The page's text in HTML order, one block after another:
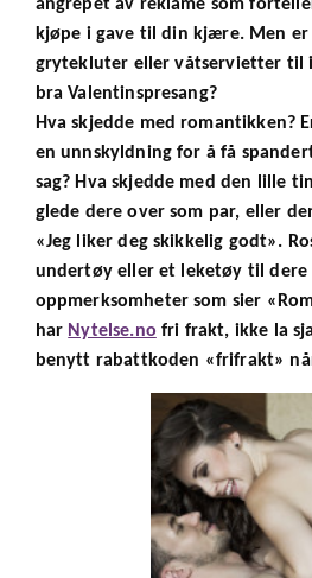
angrepet av reklame som
kjøpe i gave til din kjære. Men
grytekluter eller våtservietter til
bra Valentinspresang?
Hva skjedde med romantikken?
en unnskyldning for å få
sag? Hva skjedde med den lille
glede dere over som par, eller
«Jeg liker deg skikkelig godt».
undertøy eller et leketøy til dere
oppmerksomheter som sier
har Nytelse.no fri frakt, ikke la
benytt rabattkoden «frifrakt»